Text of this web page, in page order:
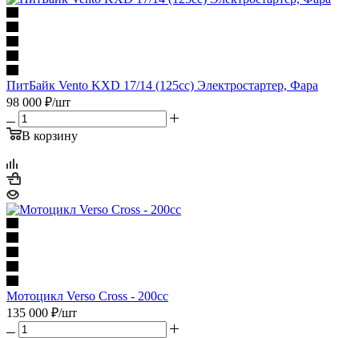
ПитБайк Vento KXD 17/14 (125cc) Электростартер, Фара
98 000 ₽/шт
В корзину
Мотоцикл Verso Cross - 200cc
135 000 ₽/шт